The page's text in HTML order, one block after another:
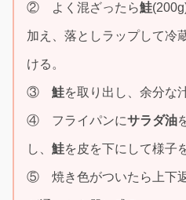
② よく混ざったら鮭
加え、落としラップして冷
ける。
③ 鮭を取り出し、余分な
④ フライパンにサラダ油
し、 鮭を皮を下にして様子
⑤ 焼き色がついたら上下